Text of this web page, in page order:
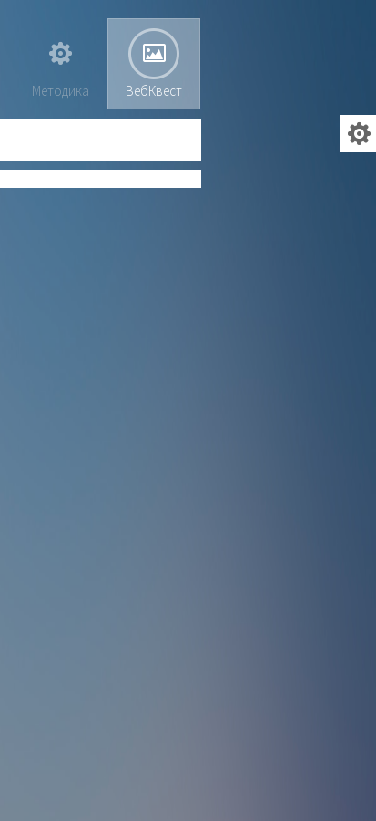
Методика ВебКвест